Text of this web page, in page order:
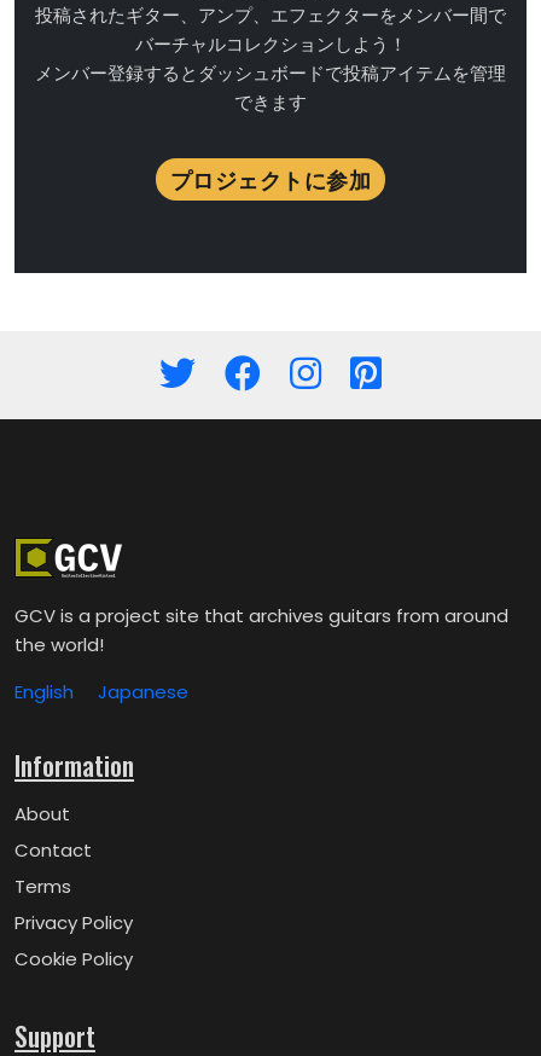
投稿されたギター、アンプ、エフェクターをメンバー間で
バーチャルコレクションしよう！
メンバー登録するとダッシュボードで投稿アイテムを管理
できます
プロジェクトに参加
GCV is a project site that archives guitars from around
the world!
English
Japanese
Information
About
Contact
Terms
Privacy Policy
Cookie Policy
Support